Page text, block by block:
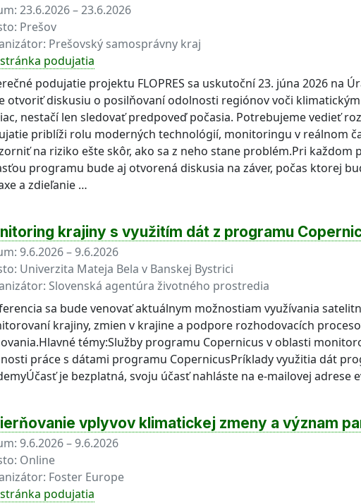
23.6.2026 – 23.6.2026
Prešov
Prešovský samosprávny kraj
podujatia
podujatie projektu FLOPRES sa uskutoční 23. júna 2026 na
otvoriť diskusiu o posilňovaní odolnosti regiónov voči
nestačí len sledovať predpoveď počasia. Potrebujeme vedieť
priblíži rolu moderných technológií, monitoringu v reálnom
na riziko ešte skôr, ako sa z neho stane problém.Pri
programu bude aj otvorená diskusia na záver, počas ktorej
a zdieľanie …
krajiny s využitím dát z programu
9.6.2026 – 9.6.2026
Univerzita Mateja Bela v Banskej Bystrici
Slovenská agentúra životného prostredia
sa bude venovať aktuálnym možnostiam využívania
krajiny, zmien v krajine a podpore rozhodovacích
témy:Služby programu Copernicus v oblasti
práce s dátami programu CopernicusPríklady využitia dát
je bezplatná, svoju účasť nahláste na e-mailovej adrese
vplyvov klimatickej zmeny a význam
9.6.2026 – 9.6.2026
Online
Foster Europe
podujatia